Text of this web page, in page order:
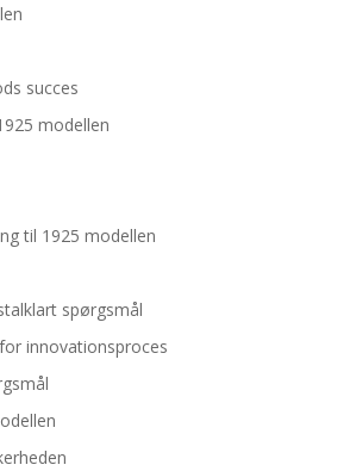
succes
modellen
til 1925 modellen
spørgsmål
innovationsproces